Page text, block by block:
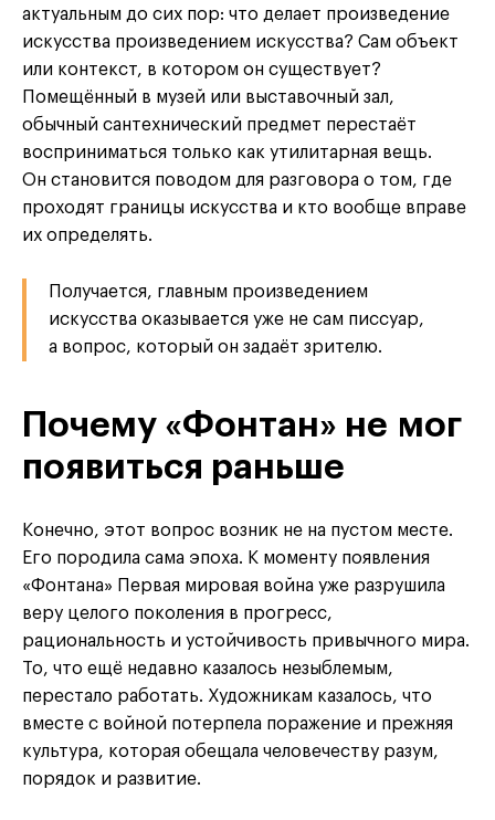
актуальным до сих пор: что делает произведение
искусства произведением искусства? Сам объект
или контекст, в котором он существует?
Помещённый в музей или выставочный зал,
обычный сантехнический предмет перестаёт
восприниматься только как утилитарная вещь.
Он становится поводом для разговора о том, где
проходят границы искусства и кто вообще вправе
их определять.
Получается, главным произведением
искусства оказывается уже не сам писсуар,
а вопрос, который он задаёт зрителю.
Почему «Фонтан» не мог
появиться раньше
Конечно, этот вопрос возник не на пустом месте.
Его породила сама эпоха. К моменту появления
«Фонтана» Первая мировая война уже разрушила
веру целого поколения в прогресс,
рациональность и устойчивость привычного мира.
То, что ещё недавно казалось незыблемым,
перестало работать. Художникам казалось, что
вместе с войной потерпела поражение и прежняя
культура, которая обещала человечеству разум,
порядок и развитие.